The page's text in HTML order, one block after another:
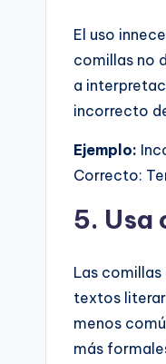
El uso
comillas no
a
incorrecto
Ejemplo:
Correcto:
5. Usa
Las
textos
menos
más